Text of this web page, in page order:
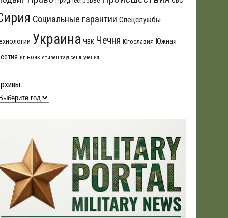
Социальные гарантии Спецслужбы
Украина ЧВК Чечня Югославия Южная
иг ноак стивен таунсенд учения